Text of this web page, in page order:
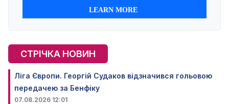
СТРІЧКА НОВИН
Ліга Європи. Георгій Судаков відзначився гольовою
передачею за Бенфіку
07.08.2026 12:01